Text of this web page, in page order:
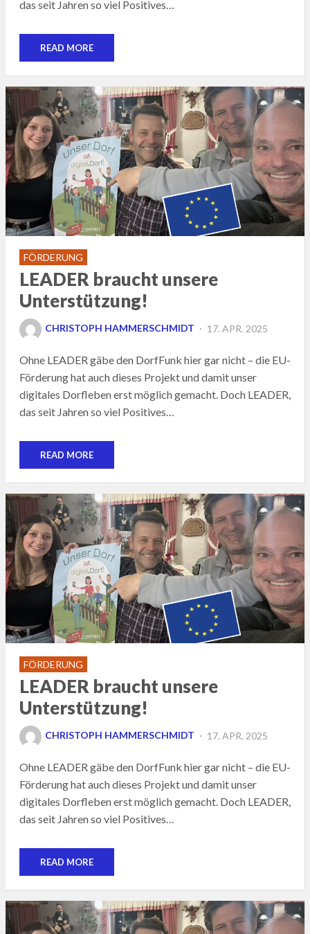
das seit Jahren so viel Positives…
READ MORE
FÖRDERUNG
LEADER braucht unsere
Unterstützung!
CHRISTOPH HAMMERSCHMIDT
POSTED
17. APR. 2025
Ohne LEADER gäbe den DorfFunk hier gar nicht – die EU-
Förderung hat auch dieses Projekt und damit unser
digitales Dorfleben erst möglich gemacht. Doch LEADER,
das seit Jahren so viel Positives…
READ MORE
FÖRDERUNG
LEADER braucht unsere
Unterstützung!
CHRISTOPH HAMMERSCHMIDT
POSTED
17. APR. 2025
Ohne LEADER gäbe den DorfFunk hier gar nicht – die EU-
Förderung hat auch dieses Projekt und damit unser
digitales Dorfleben erst möglich gemacht. Doch LEADER,
das seit Jahren so viel Positives…
READ MORE